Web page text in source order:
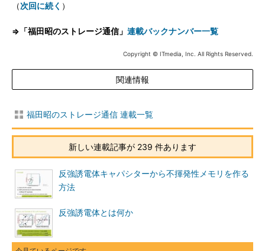
（次回に続く ）
⇒「福田昭のストレージ通信」 連載バックナンバー一覧
Copyright © ITmedia, Inc. All Rights Reserved.
関連情報
福田昭のストレージ通信 連載一覧
新しい連載記事が 239 件あります
反強誘電体キャパシターから不揮発性メモリを作る
方法
反強誘電体とは何か